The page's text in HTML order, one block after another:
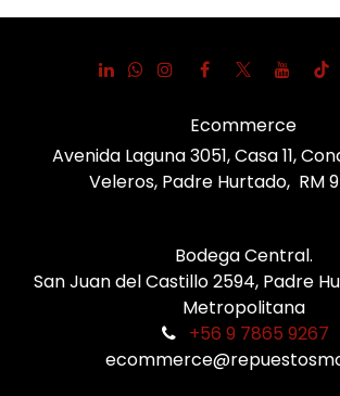
Ecommerce
Avenida Laguna 3051, Casa 11,
Veleros, Padre Hurtado, RM
Bodega Central.
San Juan del Castillo 2594, Padre
Metropolitana
+56 9 7865 9267